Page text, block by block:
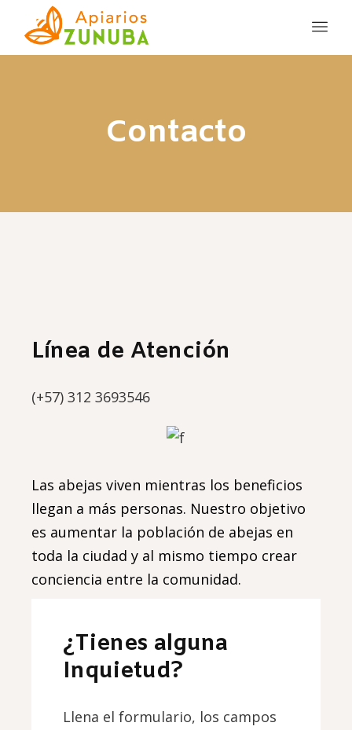
Contacto
Línea de Atención
(+57) 312 3693546
Las abejas viven mientras los beneficios
llegan a más personas. Nuestro objetivo
es aumentar la población de abejas en
toda la ciudad y al mismo tiempo crear
conciencia entre la comunidad.
¿Tienes alguna
Inquietud?
Llena el formulario, los campos